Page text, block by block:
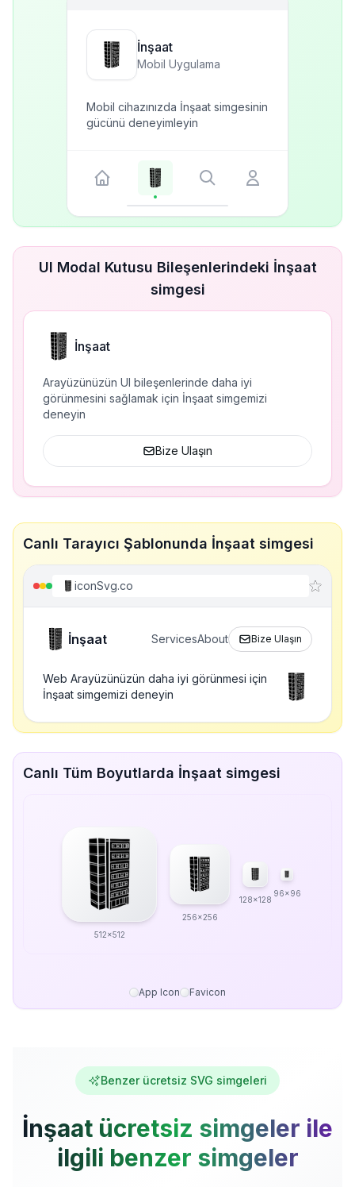
İnşaat
Mobil Uygulama
Mobil cihazınızda İnşaat simgesinin
gücünü deneyimleyin
UI Modal Kutusu Bileşenlerindeki İnşaat
simgesi
İnşaat
Arayüzünüzün UI bileşenlerinde daha iyi
görünmesini sağlamak için İnşaat simgemizi
deneyin
Bize Ulaşın
Canlı Tarayıcı Şablonunda İnşaat simgesi
iconSvg.co
İnşaat ServicesAbout Bize Ulaşın
Web Arayüzünüzün daha iyi görünmesi için
İnşaat simgemizi deneyin
Canlı Tüm Boyutlarda İnşaat simgesi
512x512
256x256
128x128
96x96
App Icon Favicon
Benzer ücretsiz SVG simgeleri
İnşaat ücretsiz simgeler ile
ilgili benzer simgeler